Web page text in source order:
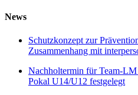
News
Schutzkonzept zur
Zusammenhang mit
Nachholtermin für Team-
Pokal U14/U12 festgelegt